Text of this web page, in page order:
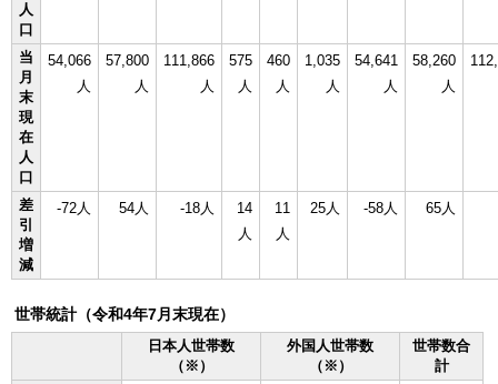
人
口
当
月
末
現
在
人
口
54,066
人
57,800
人
111,866
人
575
人
460
人
1,035
人
54,641
人
58,260
人
差
引
増
減
-72人 54人 -18人
14
人
11
人
25人 -58人 65人
世帯統計（令和4年7月末現在）
日本人世帯数
（※）
外国人世帯数
（※）
世帯数合
計